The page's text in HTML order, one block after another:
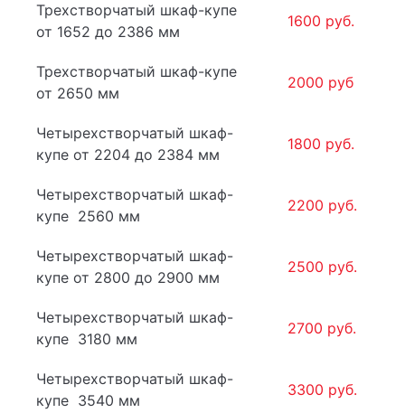
Трехстворчатый шкаф-купе
от 1652 до 2386 мм
1600 руб.
Трехстворчатый шкаф-купе
от 2650 мм
2000 руб
Четырехстворчатый шкаф-
купе от 2204 до 2384 мм
1800 руб.
Четырехстворчатый шкаф-
купе 2560 мм
2200 руб.
Четырехстворчатый шкаф-
купе от 2800 до 2900 мм
2500 руб.
Четырехстворчатый шкаф-
купе 3180 мм
2700 руб.
Четырехстворчатый шкаф-
купе 3540 мм
3300 руб.